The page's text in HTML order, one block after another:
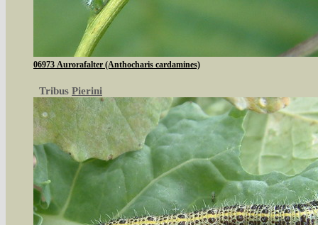
06973 Aurorafalter (Anthocharis cardamines)
Tribus Pierini